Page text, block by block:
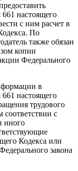
661 настоящего
с ним расчет в
По
также обязан
копии
Федерального
в
661 настоящего
трудового
соответствии с
иного
Кодекса или
закона